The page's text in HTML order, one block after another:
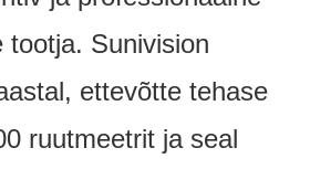
tootja. Sunivision
ettevõtte tehase
ruutmeetrit ja seal